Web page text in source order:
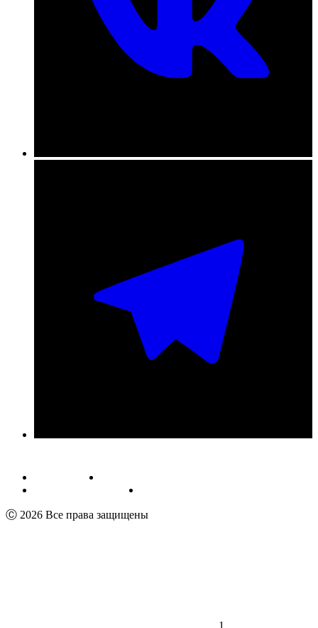
Публичная оферта
Пользовательское соглашение
Ⓒ 2026 Все права защищены